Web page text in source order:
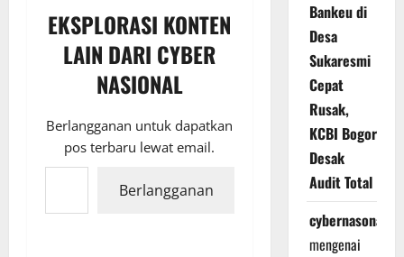
EKSPLORASI KONTEN
LAIN DARI CYBER
NASIONAL
Berlangganan untuk dapatkan
pos terbaru lewat email.
Ketikkan email Anda...
Berlangganan
Bankeu di
Desa
Sukaresmi
Cepat
Rusak,
KCBI Bogor
Desak
Audit Total
cybernasonal
mengenai